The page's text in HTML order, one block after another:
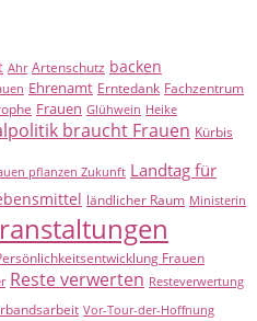
Ahr Artenschutz backen
Ehrenamt Erntedank Fachzentrum
Frauen Glühwein Heike
braucht Frauen Kürbis
pflanzen Zukunft Landtag für
ländlicher Raum Ministerin
Frauen
Reste verwerten Resteverwertung
Vor-Tour-der-Hoffnung